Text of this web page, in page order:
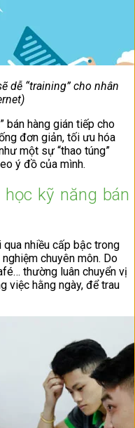
dễ “training” cho nhân
bán hàng gián tiếp cho
đơn giản, tối ưu hóa
một sự “thao túng”
ý đồ của mình.
kỹ năng bán
nhiều cấp bậc trong
chuyên môn. Do
thường luân chuyển vị
việc hằng ngày, để trau